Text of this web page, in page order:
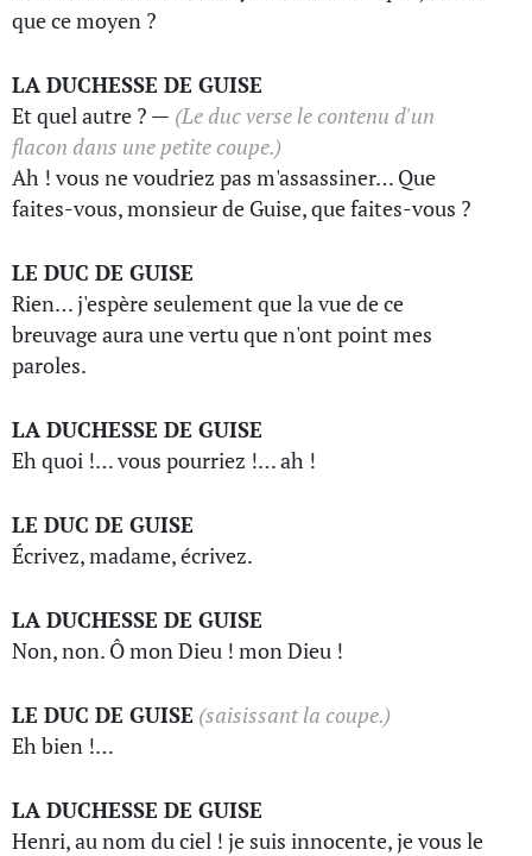
que ce moyen ?
LA DUCHESSE DE GUISE
Et quel autre ? — (Le duc verse le contenu d'un
flacon dans une petite coupe.)
Ah ! vous ne voudriez pas m'assassiner… Que
faites-vous, monsieur de Guise, que faites-vous ?
LE DUC DE GUISE
Rien… j'espère seulement que la vue de ce
breuvage aura une vertu que n'ont point mes
paroles.
LA DUCHESSE DE GUISE
Eh quoi !… vous pourriez !… ah !
LE DUC DE GUISE
Écrivez, madame, écrivez.
LA DUCHESSE DE GUISE
Non, non. Ô mon Dieu ! mon Dieu !
LE DUC DE GUISE (saisissant la coupe.)
Eh bien !…
LA DUCHESSE DE GUISE
Henri, au nom du ciel ! je suis innocente, je vous le